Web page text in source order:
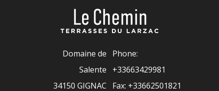
Phone:
+33663429981
Fax: +33662501821
Domaine de
Salente
34150 GIGNAC